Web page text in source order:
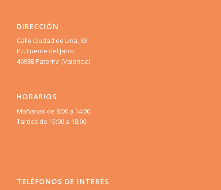
DIRECCIÓN
Calle Ciudad de Liria, 83
P.I. Fuente del Jarro
46988 Paterna (Valencia)
HORARIOS
Mañanas de 8:00 a 14:00
Tardes de 15:00 a 18:00
TELÉFONOS DE INTERÉS